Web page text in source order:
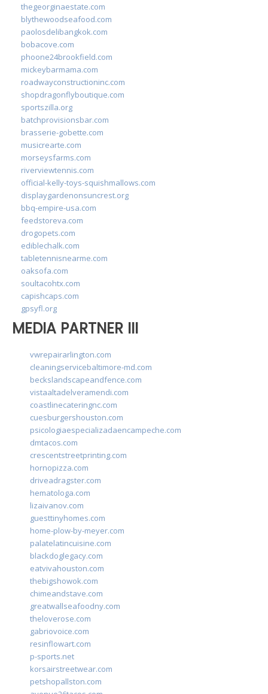
thegeorginaestate.com
blythewoodseafood.com
paolosdelibangkok.com
bobacove.com
phoone24brookfield.com
mickeybarmama.com
roadwayconstructioninc.com
shopdragonflyboutique.com
sportszilla.org
batchprovisionsbar.com
brasserie-gobette.com
musicrearte.com
morseysfarms.com
riverviewtennis.com
official-kelly-toys-squishmallows.com
displaygardenonsuncrest.org
bbq-empire-usa.com
feedstoreva.com
drogopets.com
ediblechalk.com
tabletennisnearme.com
oaksofa.com
soultacohtx.com
capishcaps.com
gpsyfl.org
MEDIA PARTNER III
vwrepairarlington.com
cleaningservicebaltimore-md.com
beckslandscapeandfence.com
vistaaltadelveramendi.com
coastlinecateringnc.com
cuesburgershouston.com
psicologiaespecializadaencampeche.com
dmtacos.com
crescentstreetprinting.com
hornopizza.com
driveadragster.com
hematologa.com
lizaivanov.com
guesttinyhomes.com
home-plow-by-meyer.com
palatelatincuisine.com
blackdoglegacy.com
eatvivahouston.com
thebigshowok.com
chimeandstave.com
greatwallseafoodny.com
theloverose.com
gabriovoice.com
resinflowart.com
p-sports.net
korsairstreetwear.com
petshopallston.com